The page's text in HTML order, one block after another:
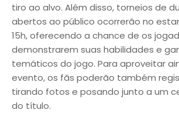
tiro ao alvo. Além disso, torneios de
abertos ao público ocorrerão no
15h, oferecendo a chance de os
demonstrarem suas habilidades e
temáticos do jogo. Para aproveitar
evento, os fãs poderão também
tirando fotos e posando junto a um
do título.